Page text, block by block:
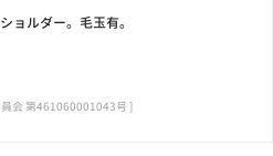
ョルダー。毛玉有。
会 第461060001043号 ]